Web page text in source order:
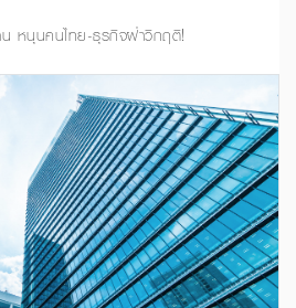
หนุนคนไทย-ธุรกิจฝ่าวิกฤติ!